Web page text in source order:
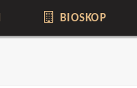
BIOSKOP